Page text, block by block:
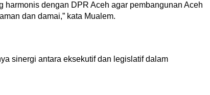
harmonis dengan DPR Aceh agar pembangunan Aceh
dan damai,” kata Mualem.
sinergi antara eksekutif dan legislatif dalam